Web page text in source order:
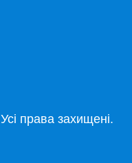
права захищені.